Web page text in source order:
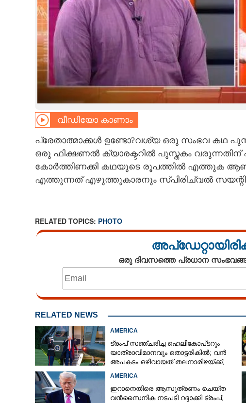
SPIRITUAL
CARTOONS വീഡിയോ കാണാം
പ്രേതാത്മാക്കൾ ഉണ്ടോ?വശ്യ ഒരു സംഭവ കഥ
ഒരു ഫിക്ഷണൽ ക്യാരക്ടറിൽ പുസ്തകം വരുന്നതിന്
കോർത്തിണക്കി കഥയുടെ രൂപത്തിൽ എത്തുക ആണ്.
എത്തുന്നത് എഴുത്തുകാരനും സ്പിരിച്വൽ
RELATED TOPICS: PHOTO
ഒരു ദിവസത്തെ പ്രധാന
RELATED NEWS
AMERICA
ട്രംപ് സഞ്ചരിച്ച ഹെലികോപ്‌ടറും
യാത്രാവിമാനവും തൊട്ടരികിൽ; വൻ
അപകടം ഒഴിവായത് തലനാരിഴയ്‌ക്ക്,
AMERICA
ഇറാനെതിരെ ആസൂത്രണം ചെയ്‌ത
വൻസൈനിക നടപടി റദ്ദാക്കി ട്രംപ്;